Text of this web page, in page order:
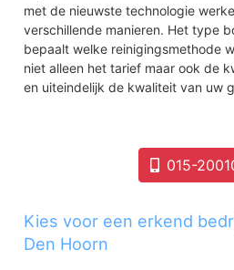
met de nieuwste technologie
verschillende manieren. Het type
bepaalt welke reinigingsmethode
niet alleen het tarief maar ook de
en uiteindelijk de kwaliteit van uw
015-
Kies voor een erkend
Den Hoorn